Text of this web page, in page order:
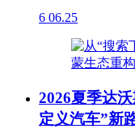
6 06.25
2026夏季达
定义汽车”新